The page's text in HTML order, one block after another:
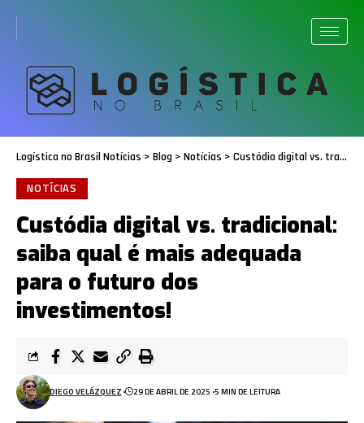
Logística no Brasil Notícias > Blog > Notícias > Custódia digital vs. tradicional: saiba qual é mais adequada para o futuro dos investimentos!
NOTÍCIAS
Custódia digital vs. tradicional:
saiba qual é mais adequada
para o futuro dos
investimentos!
DIEGO VELÁZQUEZ 29 DE ABRIL DE 2025 5 MIN DE LEITURA